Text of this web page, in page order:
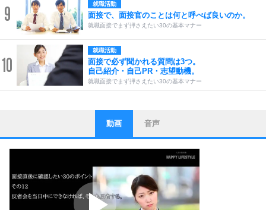
9 就職活動
面接で、面接官のことは何と呼べば良いのか。
就職面接でまず押さえたい30の基本マナー
10
就職活動
面接で必ず聞かれる質問は3つ。
自己紹介・自己PR・志望動機。
就職面接でまず押さえたい30の基本マナー
1
ストレス対策
他人と比べない。
いっそのこと、他人を見ない。
いらいらしない人になる30の方法
プラス思考
ポジティブになれない原因は、行動しないから。
ポジティブ思考になる30の方法
動画 音声